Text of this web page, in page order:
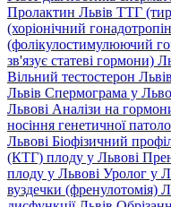
Пролактин Львів ТТГ
(хоріонічний
(фолікулостимулюючий
зв'язує статеві гормони)
Вільний тестостерон Львів
Львів Спермограма у
Львові Аналізи на
носіння генетичної
Львові Біофізичний
(КТГ) плоду у Львові
плоду у Львові Уролог у
вуздечки (френулотомія)